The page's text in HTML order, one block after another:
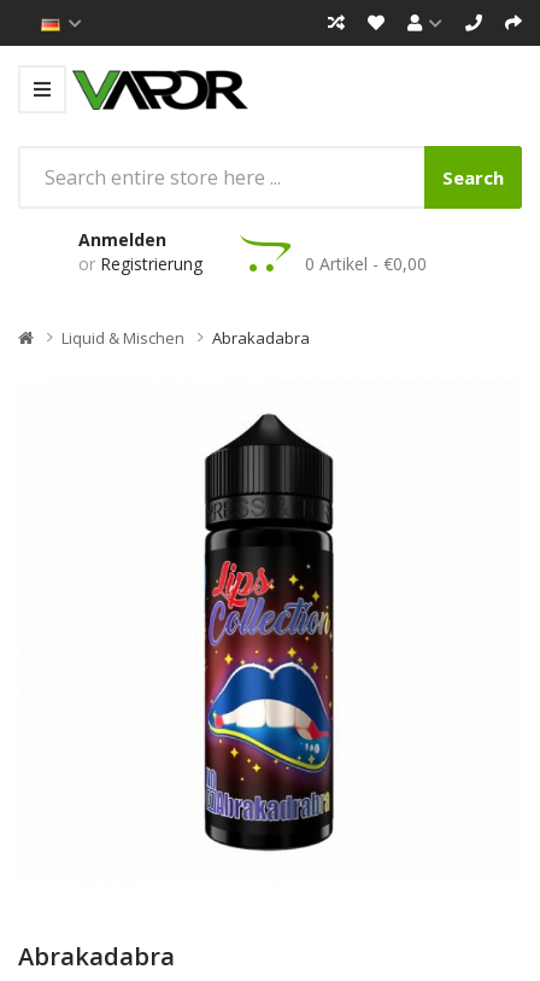
Search
Anmelden
or Registrierung 0 Artikel - €0,00
Liquid & Mischen Abrakadabra
Abrakadabra